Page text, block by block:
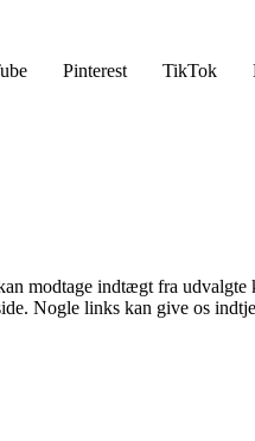
Pinterest TikTok
modtage indtægt fra udvalgte
Nogle links kan give os